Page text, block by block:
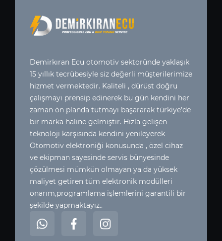
Demirkıran Ecu otomotiv sektoründe yaklaşık
15 yıllık tecrübesiyle siz değerli müşterilerimize
hizmet vermektedir. Kaliteli , dürüst doğru
çalışmayı prensip edinerek bu gün kendini her
zaman ön planda tutmayı başararak türkiye’de
bir marka haline gelmiştir. Hızla gelişen
teknoloji karşısında kendini yenileyerek
Otomotiv elektroniği konusunda , özel cihaz
ve ekipman sayesinde servis bünyesinde
çözülmesi mümkün olmayan ya da yüksek
maliyet getiren tüm elektronik modülleri
onarım,programlama işlemlerini garantili bir
şekilde yapmaktayız..